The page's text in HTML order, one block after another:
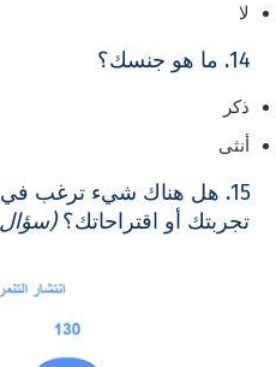
لا
14. ما هو جنسك؟
ذكر
أنثى
15. هل هناك شيء ترغب
تجربتك أو اقتراحاتك؟